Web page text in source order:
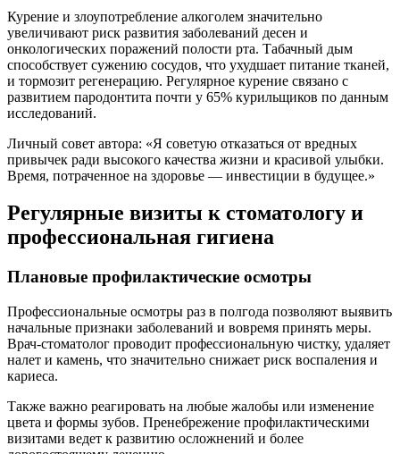
Курение и злоупотребление алкоголем значительно
увеличивают риск развития заболеваний десен и
онкологических поражений полости рта. Табачный дым
способствует сужению сосудов, что ухудшает питание тканей,
и тормозит регенерацию. Регулярное курение связано с
развитием пародонтита почти у 65% курильщиков по данным
исследований.
Личный совет автора: «Я советую отказаться от вредных
привычек ради высокого качества жизни и красивой улыбки.
Время, потраченное на здоровье — инвестиции в будущее.»
Регулярные визиты к стоматологу и
профессиональная гигиена
Плановые профилактические осмотры
Профессиональные осмотры раз в полгода позволяют выявить
начальные признаки заболеваний и вовремя принять меры.
Врач-стоматолог проводит профессиональную чистку, удаляет
налет и камень, что значительно снижает риск воспаления и
кариеса.
Также важно реагировать на любые жалобы или изменение
цвета и формы зубов. Пренебрежение профилактическими
визитами ведет к развитию осложнений и более